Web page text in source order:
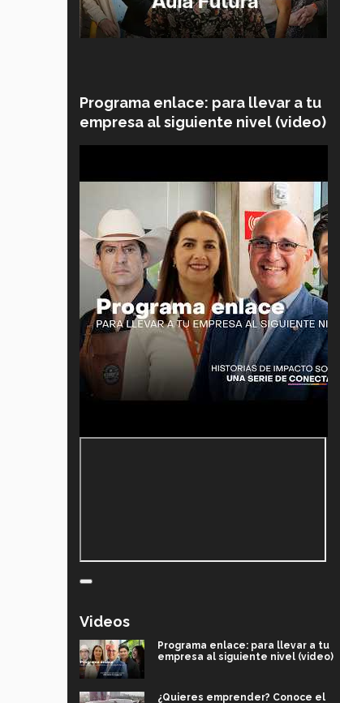
Programa enlace: para llevar a tu
empresa al siguiente nivel (video)
Videos
Programa enlace: para llevar a tu
empresa al siguiente nivel (video)
¿Quieres emprender? Conoce el